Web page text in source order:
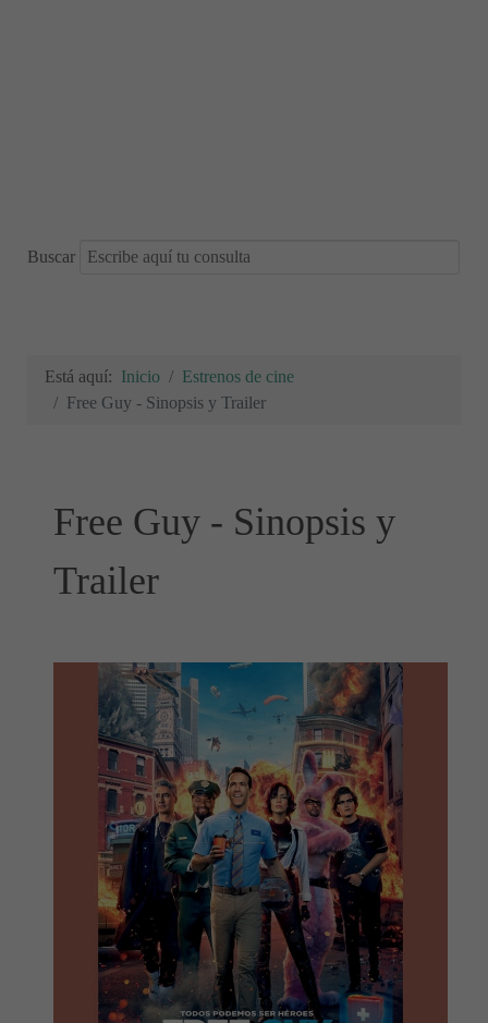
Buscar
Está aquí: Inicio
Estrenos de cine
Free Guy - Sinopsis y Trailer
Free Guy - Sinopsis y
Trailer